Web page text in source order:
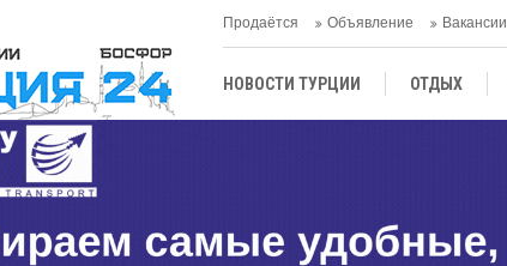
Продаётся Объявление Вакансии
НОВОСТИ ТУРЦИИ ОТДЫХ
ЦЕНТРАЛЬНАЯ АЗИЯ